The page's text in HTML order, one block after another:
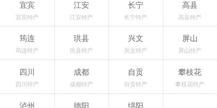
宜宾
宜宾特产
江安
江安特产
长宁
长宁特产
高县
高县特产
筠连
筠连特产
珙县
珙县特产
兴文
兴文特产
屏山
屏山特产
四川
四川特产
成都
成都特产
自贡
自贡特产
攀枝花
攀枝花特产
泸州 德阳 绵阳